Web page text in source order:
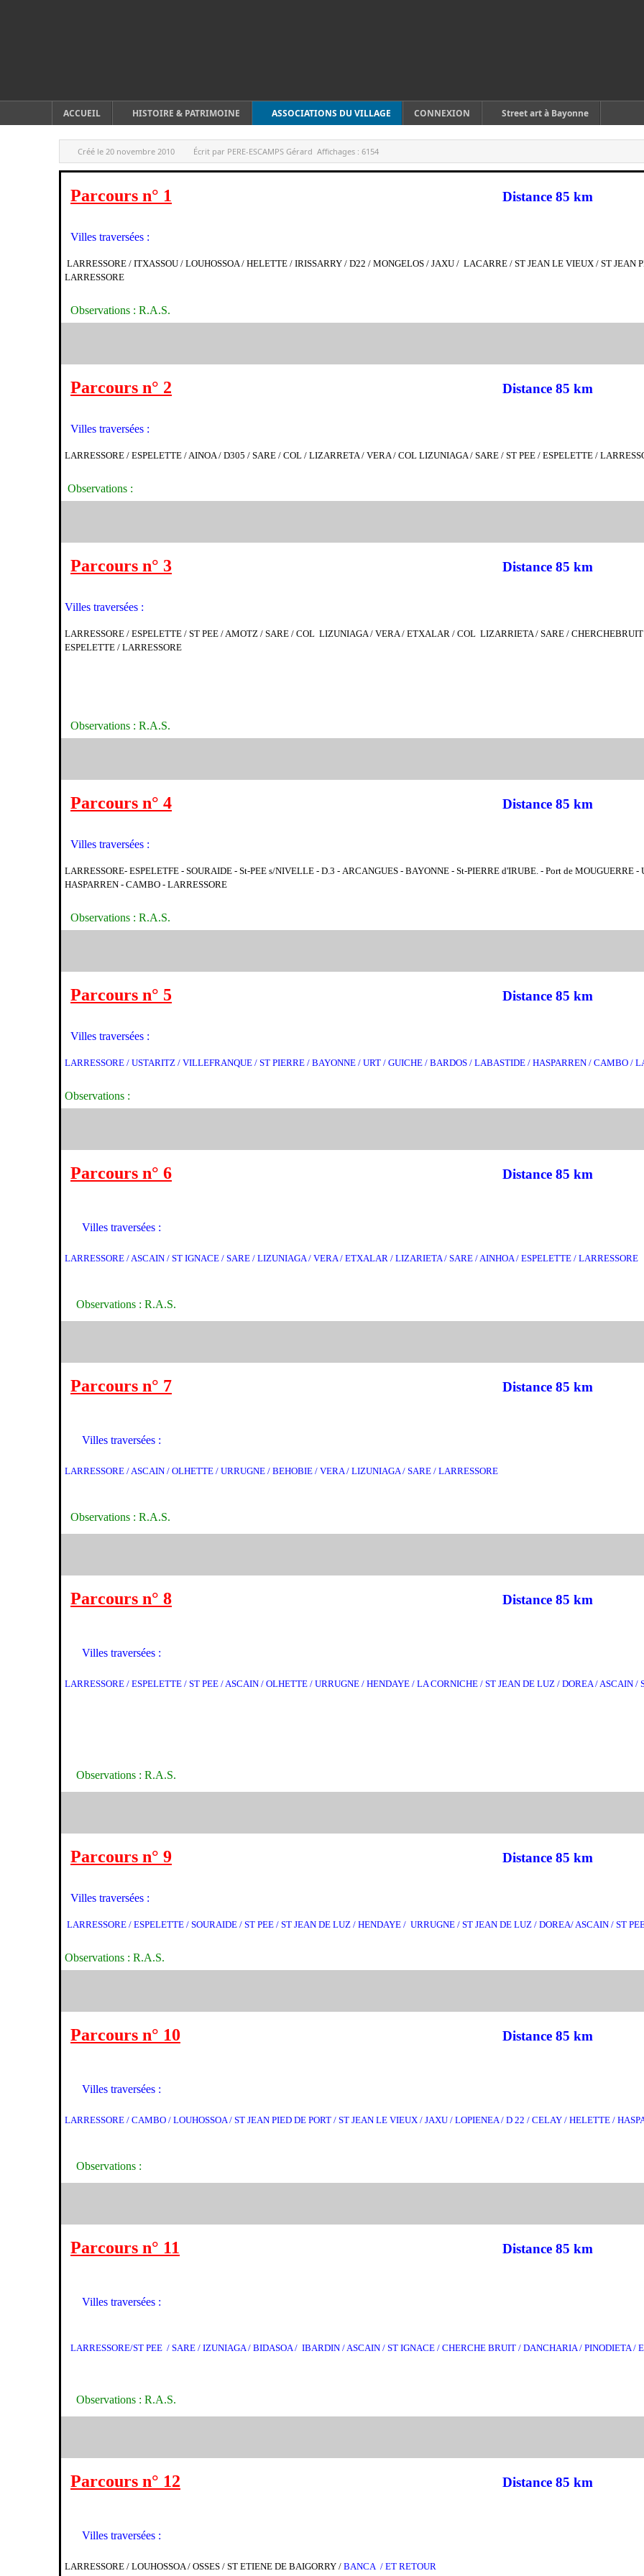
ACCUEIL HISTOIRE & PATRIMOINE ASSOCIATIONS DU VILLAGE CONNEXION Street art à Bayonne
Créé le 20 novembre 2010 Écrit par PERE-ESCAMPS Gérard Affichages : 6154
Parcours n° 1 Distance 85 km
Villes traversées :
LARRESSORE / ITXASSOU / LOUHOSSOA / HELETTE / IRISSARRY / D22 / MONGELOS / JAXU / LACARRE / ST JEAN LE VIEUX / ST JEAN
LARRESSORE
Observations : R.A.S.
Parcours n° 2 Distance 85 km
Villes traversées :
LARRESSORE / ESPELETTE / AINOA / D305 / SARE / COL / LIZARRETA/ VERA / COL LIZUNIAGA / SARE / ST PEE / ESPELETTE /
Observations :
Parcours n° 3 Distance 85 km
Villes traversées :
LARRESSORE / ESPELETTE / ST PEE / AMOTZ / SARE / COL LIZUNIAGA / VERA / ETXALAR / COL LIZARRIETA / SARE /
ESPELETTE / LARRESSORE
Observations : R.A.S.
Parcours n° 4 Distance 85 km
Villes traversées :
LARRESSORE- ESPELETFE - SOURAIDE - St-PEE s/NIVELLE - D.3 - ARCANGUES - BAYONNE - St-PIERRE d'IRUBE. - Port de
HASPARREN - CAMBO - LARRESSORE
Observations : R.A.S.
Parcours n° 5 Distance 85 km
Villes traversées :
LARRESSORE / USTARITZ / VILLEFRANQUE / ST PIERRE / BAYONNE / URT / GUICHE / BARDOS / LABASTIDE / HASPARREN / CAMBO /
Observations :
Parcours n° 6 Distance 85 km
Villes traversées :
LARRESSORE / ASCAIN / ST IGNACE / SARE / LIZUNIAGA / VERA / ETXALAR / LIZARIETA / SARE / AINHOA / ESPELETTE / LARRESSORE
Observations : R.A.S.
Parcours n° 7 Distance 85 km
Villes traversées :
LARRESSORE / ASCAIN / OLHETTE / URRUGNE / BEHOBIE / VERA / LIZUNIAGA / SARE / LARRESSORE
Observations : R.A.S.
Parcours n° 8 Distance 85 km
Villes traversées :
LARRESSORE / ESPELETTE / ST PEE / ASCAIN / OLHETTE / URRUGNE / HENDAYE / LA CORNICHE / ST JEAN DE LUZ / DOREA / ASCAIN /
Observations : R.A.S.
Parcours n° 9 Distance 85 km
Villes traversées :
LARRESSORE / ESPELETTE / SOURAIDE / ST PEE / ST JEAN DE LUZ / HENDAYE / URRUGNE / ST JEAN DE LUZ / DOREA/ ASCAIN / ST
Observations : R.A.S.
Parcours n° 10 Distance 85 km
Villes traversées :
LARRESSORE / CAMBO / LOUHOSSOA / ST JEAN PIED DE PORT / ST JEAN LE VIEUX / JAXU / LOPIENEA / D 22 / CELAY / HELETTE /
Observations :
Parcours n° 11 Distance 85 km
Villes traversées :
LARRESSORE/ST PEE / SARE / IZUNIAGA / BIDASOA / IBARDIN / ASCAIN / ST IGNACE / CHERCHE BRUIT / DANCHARIA / PINODIETA /
Observations : R.A.S.
Parcours n° 12 Distance 85 km
Villes traversées :
LARRESSORE / LOUHOSSOA / OSSES / ST ETIENE DE BAIGORRY / BANCA / ET RETOUR